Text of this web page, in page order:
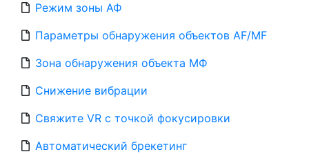
Режим зоны АФ
Параметры обнаружения объектов AF/MF
Зона обнаружения объекта МФ
Снижение вибрации
Свяжите VR с точкой фокусировки
Автоматический брекетинг